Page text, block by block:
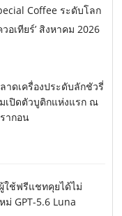
Coffee ระดับโลก
อเทียร์’ สิงหาคม 2026
าดเครื่องประดับลักชัวรี่
เปิดตัวบูติกแห่งแรก ณ
ากอน
ใช้ฟรีแชทคุยได้ไม่
ม่ GPT-5.6 Luna